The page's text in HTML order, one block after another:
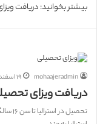
بیشتر بخوانید: دریافت
mohaajeradmin ۱۹ اسفند ۱۴۰۰
دریافت ویزای